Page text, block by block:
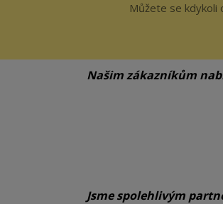
Můžete se kdykoli
Našim zákazníkům
Jsme spolehlivým